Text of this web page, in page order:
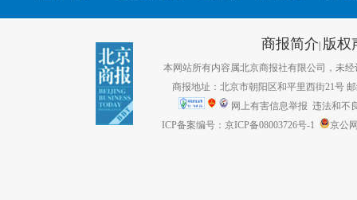
商报简介| 版权
本网站所有内容属北京商报社有限公司，未经
商报地址：北京市朝阳区和平里西街21号
网上有害信息举报 违法和不
ICP备案编号：京ICP备08003726号-1
京公